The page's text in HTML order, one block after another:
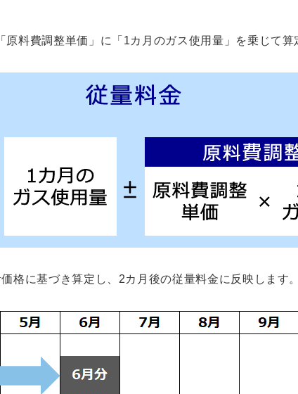
料費調整単価」に「1カ月のガス使用量」を乗じて算
格に基づき算定し、2カ月後の従量料金に反映します